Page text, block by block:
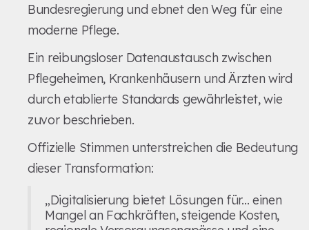
Bundesregierung und ebnet den Weg für eine
moderne Pflege.
Ein reibungsloser Datenaustausch zwischen
Pflegeheimen, Krankenhäusern und Ärzten wird
durch etablierte Standards gewährleistet, wie
zuvor beschrieben.
Offizielle Stimmen unterstreichen die Bedeutung
dieser Transformation:
„Digitalisierung bietet Lösungen für... einen
Mangel an Fachkräften, steigende Kosten,